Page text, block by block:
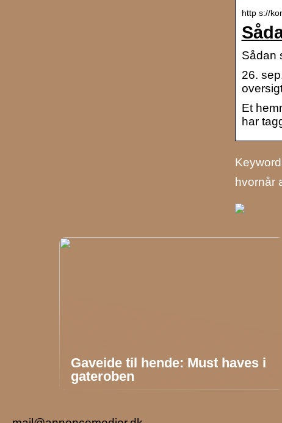
http s://
Sådan
26.
Et
har
hvornår
Gaveide til hende: Must haves i
gateroben